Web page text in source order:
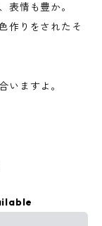
表情も豊か。
作りをされたそ
いますよ。